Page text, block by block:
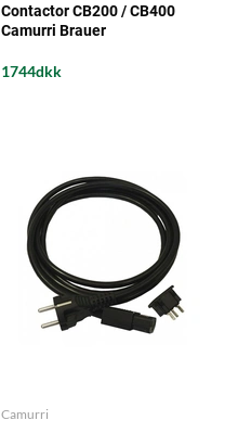
Contactor CB200 / CB400
Camurri Brauer
1744dkk
Camurri